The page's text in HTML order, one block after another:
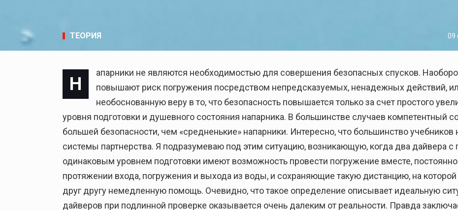
ТЕОРИЯ 09
Н
апарники не являются необходимостью для совершения безопасных спусков.
повышают риск погружения посредством непредсказуемых, ненадежных действий,
необоснованную веру в то, что безопасность повышается только за счет простого
уровня подготовки и душевного состояния напарника. В большинстве случаев компетентный
большей безопасности, чем «средненькие» напарники. Интересно, что большинство
системы партнерства. Я подразумеваю под этим ситуацию, возникающую, когда два дайвера
одинаковым уровнем подготовки имеют возможность провести погружение вместе,
протяжении входа, погружения и выхода из воды, и сохраняющие такую дистанцию, на которой
друг другу немедленную помощь. Очевидно, что такое определение описывает идеальную
дайверов при подлинной проверке оказывается очень далеким от реальности. Правда